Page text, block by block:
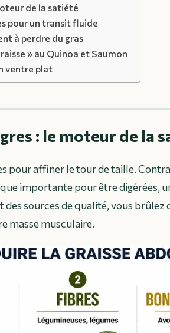
de la satiété
pour un transit fluide
à perdre du gras
» au Quinoa et Saumon
ventre plat
: le moteur de la
pour affiner le tour de taille.
importante pour être digérées,
sources de qualité, vous brûlez
masse musculaire.